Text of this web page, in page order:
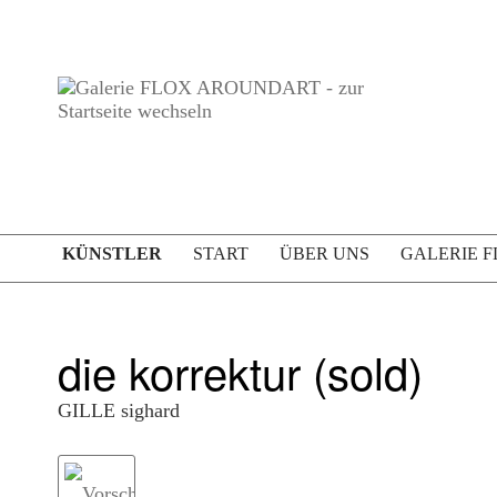
KÜNSTLER START ÜBER UNS GALERIE
die korrektur (sold)
GILLE sighard